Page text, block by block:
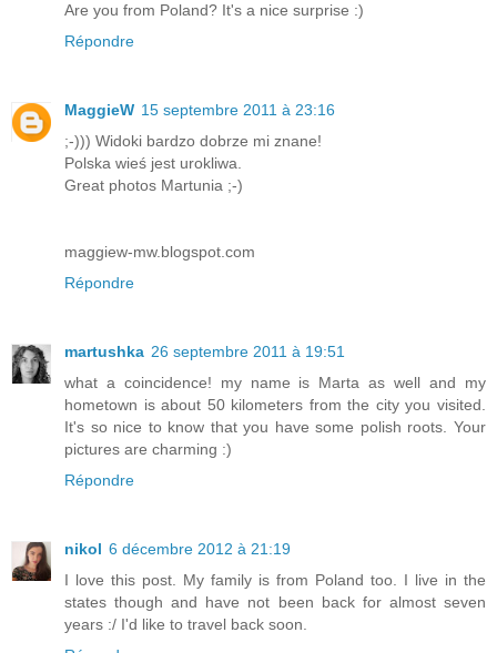
Are you from Poland? It's a nice surprise :)
Répondre
MaggieW 15 septembre 2011 à 23:16
;-))) Widoki bardzo dobrze mi znane!
Polska wieś jest urokliwa.
Great photos Martunia ;-)
maggiew-mw.blogspot.com
Répondre
martushka 26 septembre 2011 à 19:51
what a coincidence! my name is Marta as well and my
hometown is about 50 kilometers from the city you visited.
It's so nice to know that you have some polish roots. Your
pictures are charming :)
Répondre
nikol 6 décembre 2012 à 21:19
I love this post. My family is from Poland too. I live in the
states though and have not been back for almost seven
years :/ I'd like to travel back soon.